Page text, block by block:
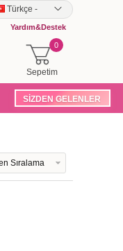
Türkçe -
Yardım&Destek
Sepetim
0
SİZDEN GELENLER